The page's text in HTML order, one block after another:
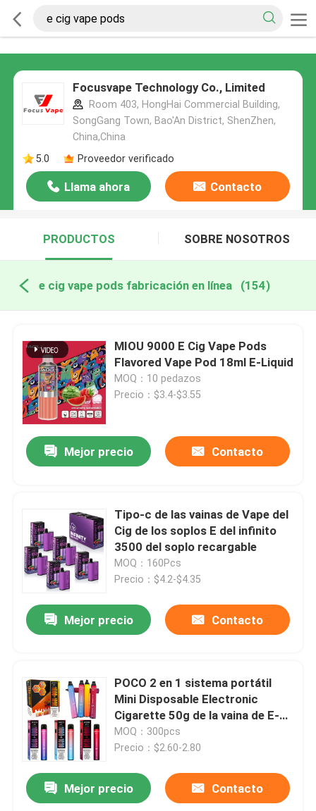
Focusvape Technology Co., Limited
Room 403, HongHai Commercial Building,
SongGang Town, Bao'An District, ShenZhen,
China,China
5.0
Proveedor verificado
Llama ahora Contacto
PRODUCTOS SOBRE NOSOTROS
e cig vape pods fabricación en línea (154)
MIOU 9000 E Cig Vape Pods
Flavored Vape Pod 18ml E-Liquid
MOQ：10 pedazos
Precio：$3.4-$3.55
Mejor precio Contacto
Tipo-c de las vainas de Vape del
Cig de los soplos E del infinito
3500 del soplo recargable
MOQ：160Pcs
Precio：$4.2-$4.35
Mejor precio Contacto
POCO 2 en 1 sistema portátil
Mini Disposable Electronic
Cigarette 50g de la vaina de E-
CIG
MOQ：300pcs
Precio：$2.60-2.80
Mejor precio Contacto